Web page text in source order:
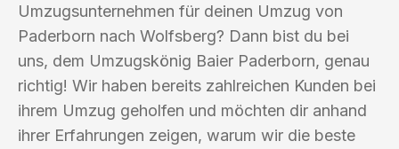
Umzugsunternehmen für deinen Umzug von
Paderborn nach Wolfsberg? Dann bist du bei
uns, dem Umzugskönig Baier Paderborn, genau
richtig! Wir haben bereits zahlreichen Kunden bei
ihrem Umzug geholfen und möchten dir anhand
ihrer Erfahrungen zeigen, warum wir die beste